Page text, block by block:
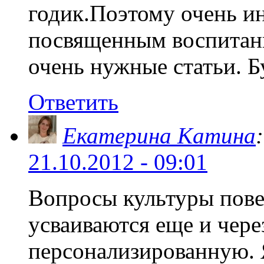
годик.Поэтому очень
посвященным
очень нужные статьи.
Ответить
Екатерина Катина:
21.10.2012 - 09:01
Вопросы культуры
усваиваются еще и